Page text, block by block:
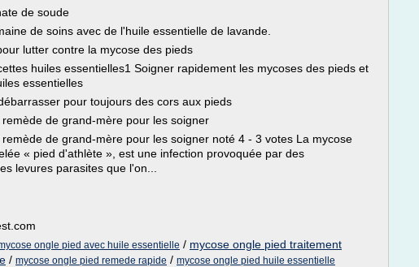
de soude
de soins avec de l'huile essentielle de lavande.
lutter contre la mycose des pieds
huiles essentielles1 Soigner rapidement les mycoses des pieds et
essentielles
pour toujours des cors aux pieds
de grand-mère pour les soigner
de grand-mère pour les soigner noté 4 - 3 votes La mycose
« pied d'athlète », est une infection provoquée par des
levures parasites que l'on...
ongle pied avec huile essentielle / mycose ongle pied traitement
/ mycose ongle pied remede rapide / mycose ongle pied huile essentielle